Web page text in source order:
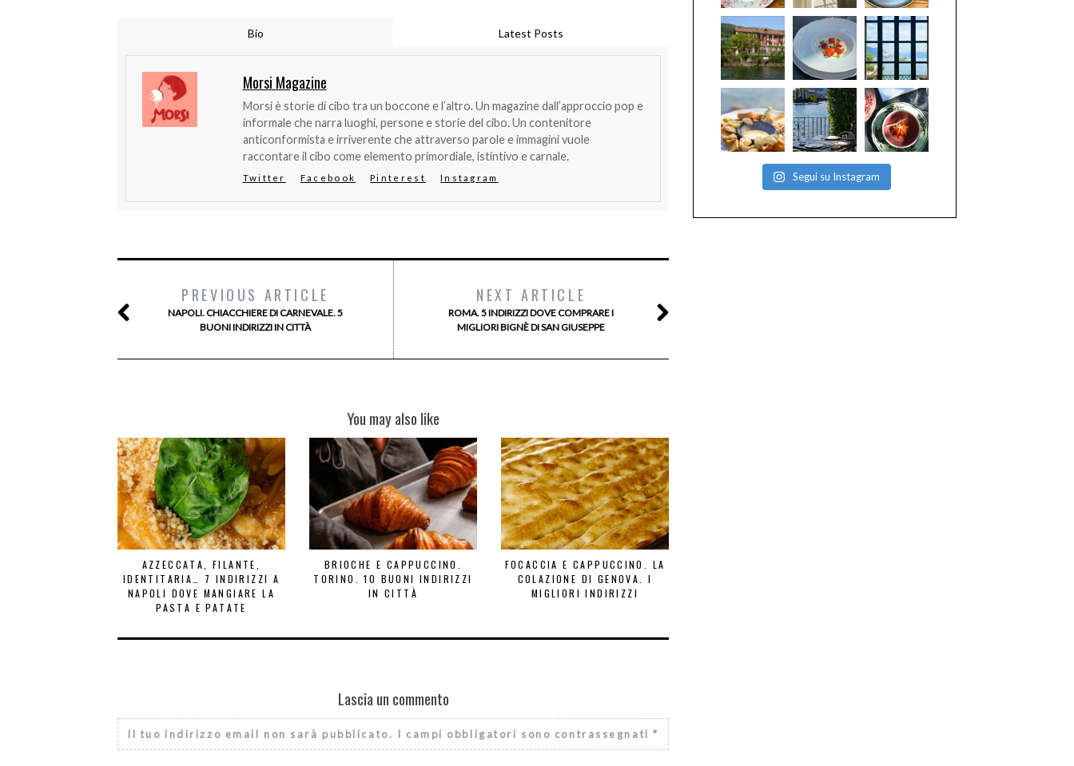
Bio Latest Posts
Morsi Magazine
Morsi è storie di cibo tra un boccone e l’altro. Un magazine dall’approccio pop e
informale che narra luoghi, persone e storie del cibo. Un contenitore
anticonformista e irriverente che attraverso parole e immagini vuole
raccontare il cibo come elemento primordiale, istintivo e carnale.
Twitter Facebook Pinterest Instagram
PREVIOUS ARTICLE
NAPOLI. CHIACCHIERE DI CARNEVALE. 5
BUONI INDIRIZZI IN CITTÀ
NEXT ARTICLE
ROMA. 5 INDIRIZZI DOVE COMPRARE I
MIGLIORI BIGNÈ DI SAN GIUSEPPE
You may also like
AZZECCATA, FILANTE,
IDENTITARIA… 7 INDIRIZZI A
NAPOLI DOVE MANGIARE LA
PASTA E PATATE
BRIOCHE E CAPPUCCINO.
TORINO. 10 BUONI INDIRIZZI
IN CITTÀ
FOCACCIA E CAPPUCCINO. LA
COLAZIONE DI GENOVA. I
MIGLIORI INDIRIZZI
Lascia un commento
Il tuo indirizzo email non sarà pubblicato. I campi obbligatori sono contrassegnati*
Segui su Instagram